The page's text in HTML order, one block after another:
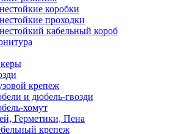
коробки
проходки
кабельный короб
крепеж
и дюбель-гвозди
хомут
Герметики, Пена
крепеж